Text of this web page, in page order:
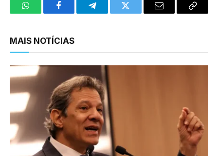
WhatsAppFacebookTelegramTwitter Email
Copy
MAIS NOTÍCIAS